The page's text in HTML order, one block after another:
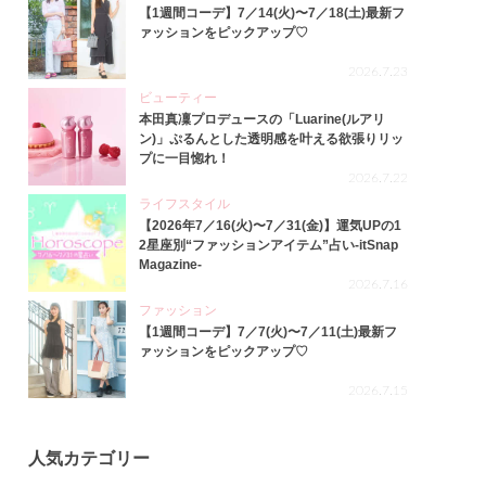
【1週間コーデ】7／14(火)〜7／18(土)最新フ
ァッションをピックアップ♡
2026.7.23
ビューティー
本田真凜プロデュースの「Luarine(ルアリ
ン)」ぷるんとした透明感を叶える欲張りリッ
プに一目惚れ！
2026.7.22
ライフスタイル
【2026年7／16(火)〜7／31(金)】運気UPの1
2星座別“ファッションアイテム”占い-itSnap
Magazine-
2026.7.16
ファッション
【1週間コーデ】7／7(火)〜7／11(土)最新フ
ァッションをピックアップ♡
2026.7.15
人気カテゴリー